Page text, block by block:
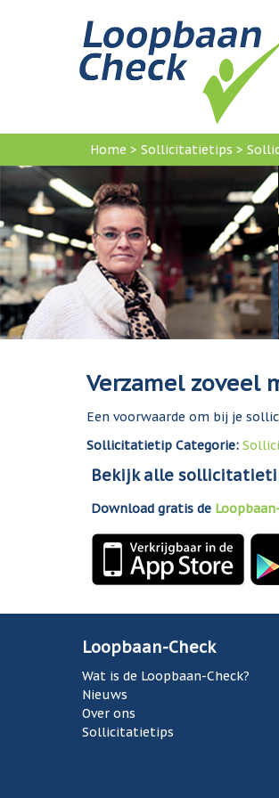
U
bent
hier
Home > Sollicitatietips >
Verzamel zoveel
Een voorwaarde om bij je
Sollicitatietip Categorie:
Bekijk alle
Download gratis de
Loopbaan-Check
Wat is de Loopbaan-Check?
Nieuws
Over ons
Sollicitatietips